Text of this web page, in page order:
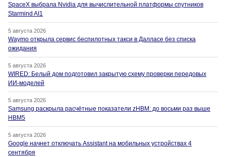
SpaceX выбрала Nvidia для вычислительной платформы спутников
Starmind AI1
5 августа 2026
Waymo открыла сервис беспилотных такси в Далласе без списка
ожидания
5 августа 2026
WIRED: Белый дом подготовил закрытую схему проверки передовых
ИИ-моделей
5 августа 2026
Samsung раскрыла расчётные показатели zHBM: до восьми раз выше
HBM5
5 августа 2026
Google начнет отключать Assistant на мобильных устройствах 4
сентября